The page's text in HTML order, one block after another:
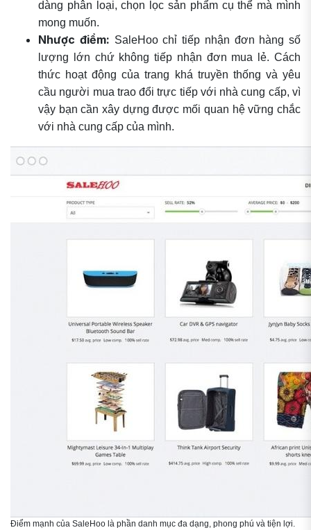
dàng phân loại, chọn lọc sản phẩm cụ thể mà mình
mong muốn.
Nhược điểm: SaleHoo chỉ tiếp nhận đơn hàng số
lượng lớn chứ không tiếp nhận đơn mua lẻ. Cách
thức hoạt động của trang khá truyền thống và yêu
cầu người mua trao đổi trực tiếp với nhà cung cấp, vì
vậy bạn cần xây dựng được mối quan hệ vững chắc
với nhà cung cấp của mình.
Điểm mạnh của SaleHoo là phần danh mục đa dạng, phong phú và tiện lợi.